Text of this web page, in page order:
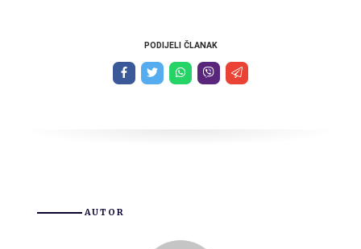
PODIJELI ČLANAK
AUTOR